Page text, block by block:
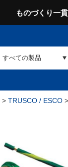
ものづくり一
> TRUSCO / ESCO >